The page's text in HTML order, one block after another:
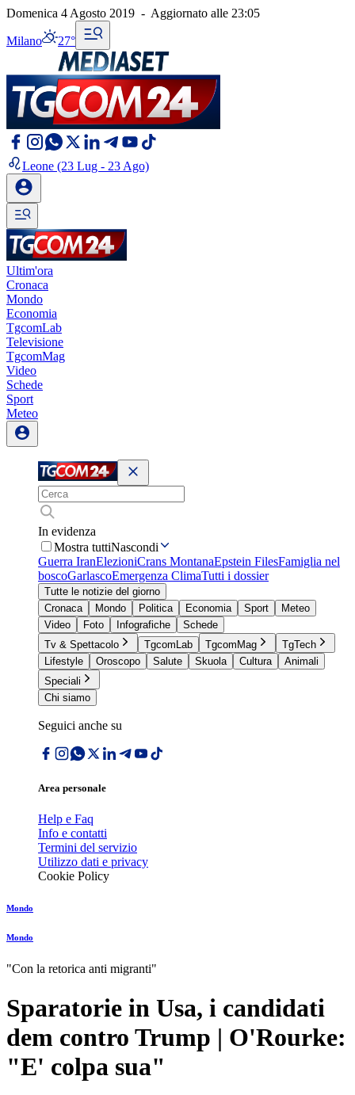
Domenica 4 Agosto 2019 - Aggiornato alle 23:05
Milano 27°
Leone (23 Lug - 23 Ago)
Ultim'ora
Cronaca
Mondo
Economia
TgcomLab
Televisione
TgcomMag
Video
Schede
Sport
Meteo
In evidenza
Mostra tuttiNascondi
Guerra IranElezioniCrans MontanaEpstein FilesFamiglia nel
boscoGarlascoEmergenza ClimaTutti i dossier
Tutte le notizie del giorno
Cronaca
Mondo Politica Economia Sport
Meteo
Video
Foto Infografiche
Schede
Tv & Spettacolo
TgcomLab TgcomMag
TgTech
Lifestyle
Oroscopo Salute Skuola Cultura
Animali
Speciali
Chi siamo
Seguici anche su
Area personale
Help e Faq
Info e contatti
Termini del servizio
Utilizzo dati e privacy
Cookie Policy
Mondo
Mondo
"Con la retorica anti migranti"
Sparatorie in Usa, i candidati
dem contro Trump | O'Rourke:
"E' colpa sua"